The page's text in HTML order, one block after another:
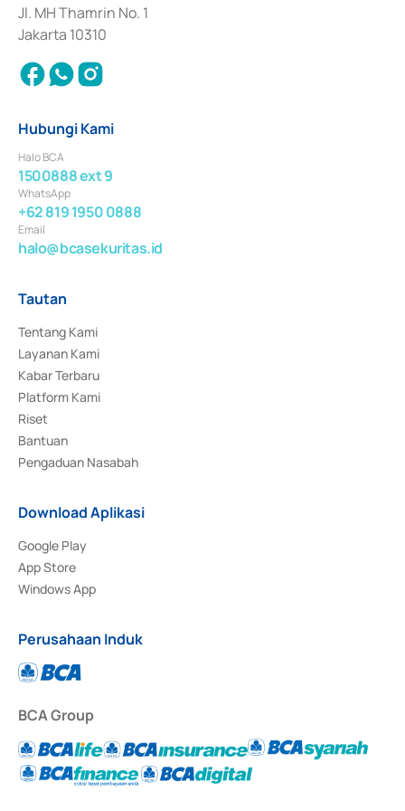
Jl. MH Thamrin No. 1
Jakarta 10310
Hubungi Kami
Halo BCA
1500888 ext 9
WhatsApp
+62 819 1950 0888
Email
halo@bcasekuritas.id
Tautan
Tentang Kami
Layanan Kami
Kabar Terbaru
Platform Kami
Riset
Bantuan
Pengaduan Nasabah
Download Aplikasi
Google Play
App Store
Windows App
Perusahaan Induk
BCA Group